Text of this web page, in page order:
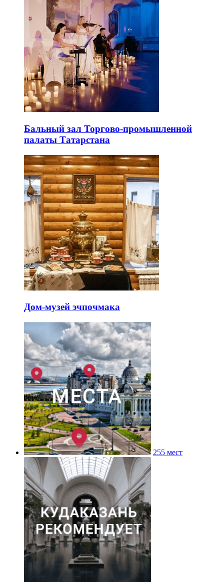
Бальный зал Торгово-промышленной
палаты Татарстана
Дом-музей эчпочмака
255 мест